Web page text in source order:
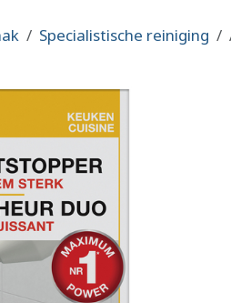
Specialistische reiniging